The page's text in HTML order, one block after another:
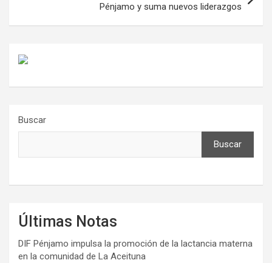
Pénjamo y suma nuevos liderazgos
Buscar
Buscar
Últimas Notas
DIF Pénjamo impulsa la promoción de la lactancia materna
en la comunidad de La Aceituna